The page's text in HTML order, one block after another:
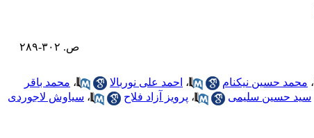
ص. ۳۰۲-۲۸۹
، محمد حسین نیکنام ، احمد علی نوربالا ، محمد باقر
سید حسین سلیمی ، پرویز آزاد فلاح ، سیاوش لاجوردی